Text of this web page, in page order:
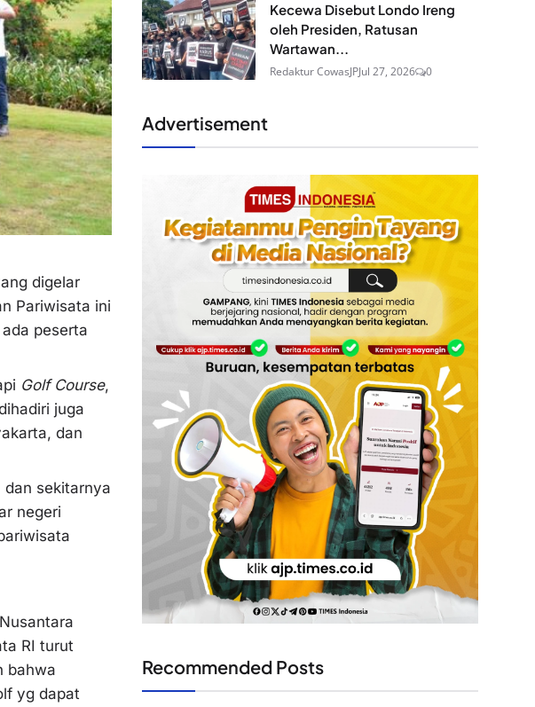
digelar
Pariwisata ini
peserta
Golf Course,
juga
dan
dan sekitarnya
negeri
RI turut
bahwa
yg dapat
Kecewa Disebut Londo Ireng
oleh Presiden, Ratusan
Wartawan...
Redaktur CowasJPJul 27, 2026 0
Advertisement
Recommended Posts